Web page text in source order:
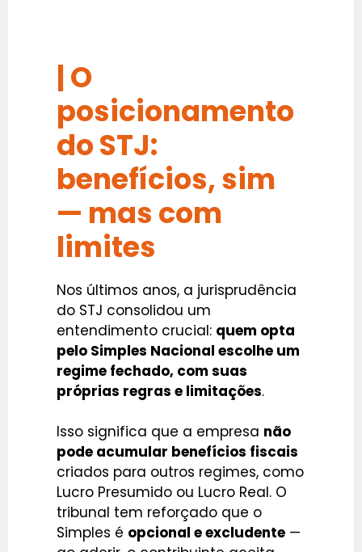
| O
posicionamento
do STJ:
benefícios, sim
— mas com
limites
Nos últimos anos, a jurisprudência
do STJ consolidou um
entendimento crucial: quem opta
pelo Simples Nacional escolhe um
regime fechado, com suas
próprias regras e limitações.
Isso significa que a empresa não
pode acumular benefícios fiscais
criados para outros regimes, como
Lucro Presumido ou Lucro Real. O
tribunal tem reforçado que o
Simples é opcional e excludente —